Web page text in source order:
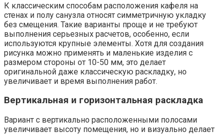
К классическим способам расположения кафеля на
стенах и полу санузла относят симметричную укладку
без смещения. Такие варианты проще и не требуют
выполнения серьезных расчетов, особенно, если
используются крупные элементы. Хотя для создания
рисунка можно применять и маленькие изделия с
размером стороны от 10-50 мм, это делает
оригинальной даже классическую раскладку, но
увеличивает и время выполнения работ.
Вертикальная и горизонтальная раскладка
Вариант с вертикально расположенными полосами
увеличивает высоту помещения, но и визуально делает